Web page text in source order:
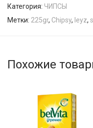
Категория: ЧИПСЫ
Метки: 225gr, Chipsy, leyz,
Похожие